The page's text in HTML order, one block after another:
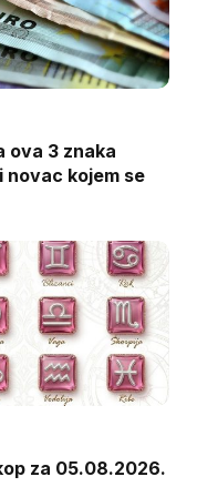
ova 3 znaka
novac kojem se
za 05.08.2026.